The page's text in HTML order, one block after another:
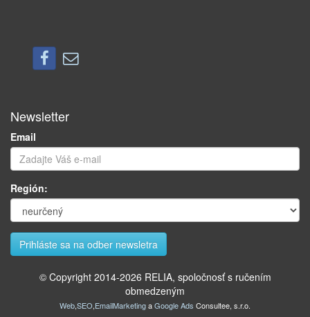
Newsletter
Email
Región:
© Copyright 2014-2026 RELIA, spoločnosť s ručením
obmedzeným
Web,SEO,EmailMarketingaGoogle Ads Consultee, s.r.o.